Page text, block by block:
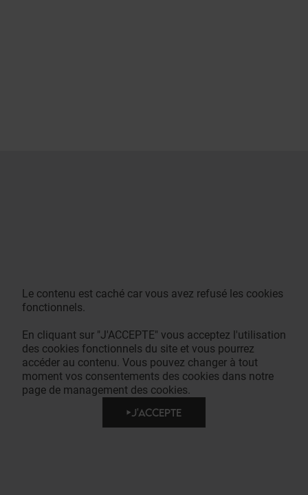
Le contenu est caché car vous avez refusé les cookies
fonctionnels.
En cliquant sur "J'ACCEPTE" vous acceptez l'utilisation
des cookies fonctionnels du site et vous pourrez
accéder au contenu. Vous pouvez changer à tout
moment vos consentements des cookies dans notre
page de management des cookies.
J'ACCEPTE